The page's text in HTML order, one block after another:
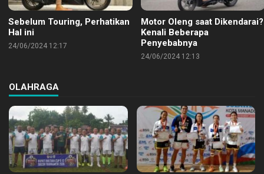
Sebelum Touring, Perhatikan
Hal ini
24/06/2024 12:17
Motor Oleng saat Dikendarai?
Kenali Beberapa
Penyebabnya
24/06/2024 12:13
OLAHRAGA